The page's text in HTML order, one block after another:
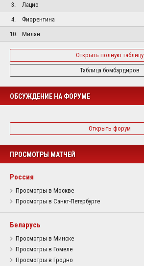
3.
Лацио
4.
Фиорентина
10.
Милан
Открыть полную таблицу
Таблица бомбардиров
ОБСУЖДЕНИЕ НА ФОРУМЕ
Открыть форум
ПРОСМОТРЫ МАТЧЕЙ
Россия
Просмотры в Москве
Просмотры в Санкт-Петербурге
Беларусь
Просмотры в Минске
Просмотры в Гомеле
Просмотры в Гродно